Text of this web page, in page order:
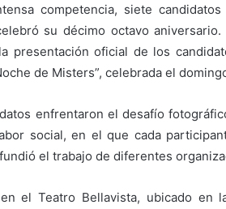
competencia, siete
su décimo octavo
presentación oficial de los
de Misters”, celebrada el
enfrentaron el desafío
social, en el que cada
el trabajo de diferentes
el Teatro Bellavista, ubicado en